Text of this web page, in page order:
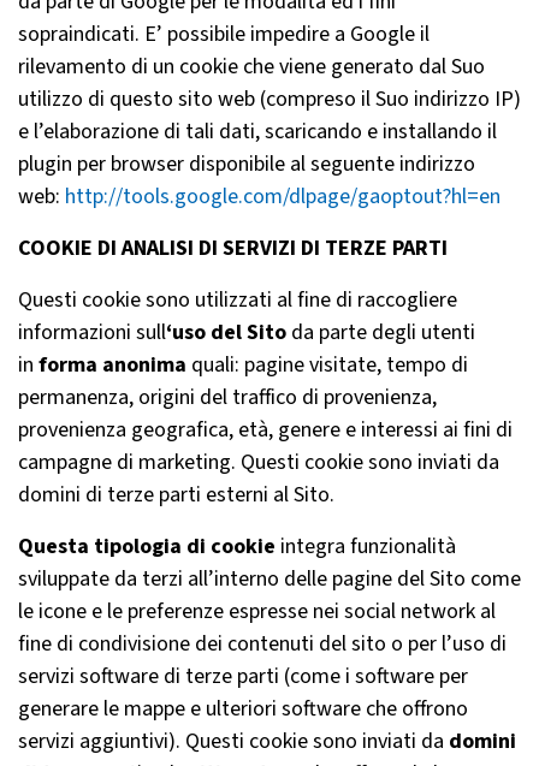
sopraindicati. E’ possibile impedire a Google il
rilevamento di un cookie che viene generato dal Suo
utilizzo di questo sito web (compreso il Suo indirizzo IP)
e l’elaborazione di tali dati, scaricando e installando il
plugin per browser disponibile al seguente indirizzo
web: http://tools.google.com/dlpage/gaoptout?hl=en
COOKIE DI ANALISI DI SERVIZI DI TERZE PARTI
Questi cookie sono utilizzati al fine di raccogliere
informazioni sull‘uso del Sito da parte degli utenti
in forma anonima quali: pagine visitate, tempo di
permanenza, origini del traffico di provenienza,
provenienza geografica, età, genere e interessi ai fini di
campagne di marketing. Questi cookie sono inviati da
domini di terze parti esterni al Sito.
Questa tipologia di cookie integra funzionalità
sviluppate da terzi all’interno delle pagine del Sito come
le icone e le preferenze espresse nei social network al
fine di condivisione dei contenuti del sito o per l’uso di
servizi software di terze parti (come i software per
generare le mappe e ulteriori software che offrono
servizi aggiuntivi). Questi cookie sono inviati da domini